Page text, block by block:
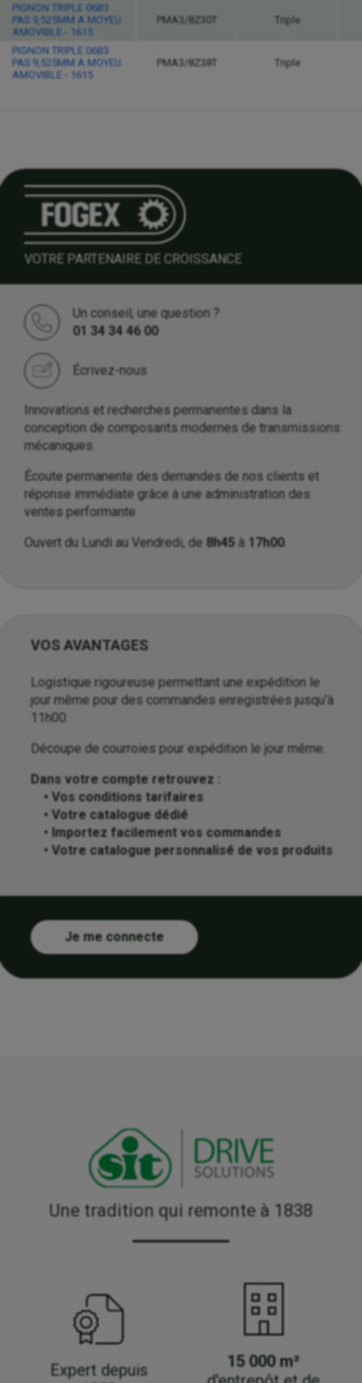
PIGNON TRIPLE 06B3
PAS 9,525MM A MOYEU
AMOVIBLE - 1615
PMA3/8Z30T Triple
PIGNON TRIPLE 06B3
PAS 9,525MM A MOYEU
AMOVIBLE - 1615
PMA3/8Z38T Triple
VOTRE PARTENAIRE DE CROISSANCE
Un conseil, une question ?
01 34 34 46 00
Écrivez-nous
Innovations et recherches permanentes dans la
conception de composants modernes de transmissions
mécaniques
Écoute permanente des demandes de nos clients et
réponse immédiate grâce à une administration des
ventes performante
Ouvert du Lundi au Vendredi, de8h45 à 17h00.
VOS AVANTAGES
Logistique rigoureuse permettant une expédition le
jour même pour des commandes enregistrées jusqu'à
11h00.
Découpe de courroies pour expédition le jour même.
Dans votre compte retrouvez :
• Vos conditions tarifaires
• Votre catalogue dédié
• Importez facilement vos commandes
• Votre catalogue personnalisé de vos produits
Je me connecte
Une tradition qui remonte à 1838
Expert depuis
15 000 m²